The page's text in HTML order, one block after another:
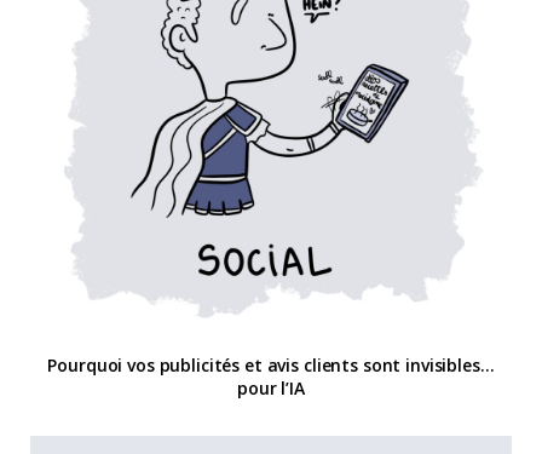
Pourquoi vos publicités et avis clients sont invisibles…
pour l’IA